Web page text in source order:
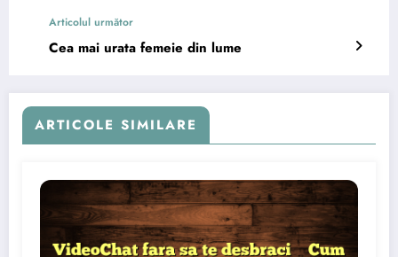
Articolul următor
Cea mai urata femeie din lume
ARTICOLE SIMILARE